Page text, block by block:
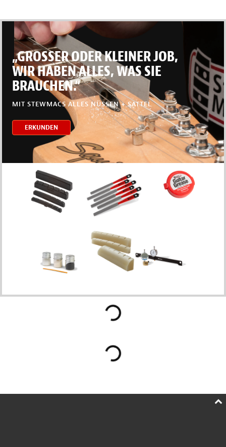
„GROSSER ODER KLEINER JOB,
WIR HABEN ALLES, WAS SIE
BRAUCHEN.“
MIT STEWMACS ALLES NÜSSEN + SATTEL
ERKUNDEN